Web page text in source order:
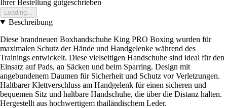
Ihrer Bestellung gutgeschrieben
Loading...
Beschreibung
Diese brandneuen Boxhandschuhe King PRO Boxing wurden für
maximalen Schutz der Hände und Handgelenke während des
Trainings entwickelt. Diese vielseitigen Handschuhe sind ideal für den
Einsatz auf Pads, an Säcken und beim Sparring. Design mit
angebundenem Daumen für Sicherheit und Schutz vor Verletzungen.
Haltbarer Klettverschluss am Handgelenk für einen sicheren und
bequemen Sitz und haltbare Handschuhe, die über die Distanz halten.
Hergestellt aus hochwertigem thailändischem Leder.